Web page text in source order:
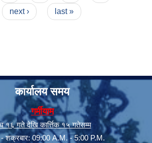
next ›
last »
कार्यालय समय
गर्मीयाम
१६ गते देखि कार्त्तिक १५ गतेसम्म
- शक्रबार: 09:00 A.M. - 5:00 P.M.